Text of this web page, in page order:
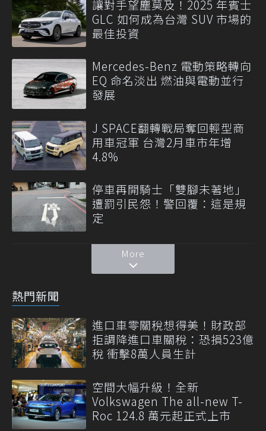
讓對手望塵莫及！2025 年賓士
GLC 如何成為台灣 SUV 市場的
最佳投資
Mercedes-Benz 電動策略轉向
EQ 命名淡出 燃油與電動並行
發展
J SPACE翻轉戰局奪回輕型商
用車冠軍 台灣2月車市年增
4.8%
停車再開騎士「雙腳未著地」
遭罰引民怨！警回覆：這是規
定
More
熱門新聞
進口車零關稅想得美！財政部
拒調降進口車關稅：恐損523億
稅 衝擊8萬人員生計
空間大幅升級！全新
Volkswagen The all-new T-
Roc 124.8 萬元起正式上市